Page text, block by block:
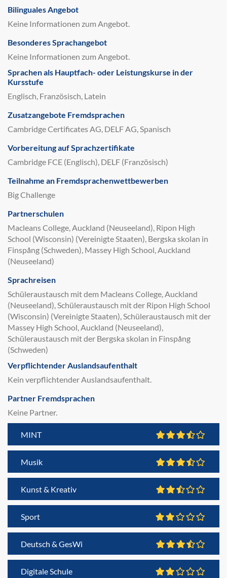
Bilinguales Angebot
Keine Informationen zum Angebot.
Besonderes Sprachangebot
Keine Informationen zum Angebot.
Sprachen als Hauptfach- oder Leistungskurse in der
Kursstufe
Englisch, Französisch, Latein
Zusatzangebote Fremdsprachen
Cambridge Certificates AG, DELF AG, Spanisch
Vorbereitung auf Sprachzertifikate
Cambridge FCE (Englisch), DELF (Französisch)
Teilnahme an Fremdsprachenwettbewerben
Big Challenge
Partnerschulen
Macleans College, Auckland (Neuseeland), Ripon High
School (Wisconsin) (Vereinigte Staaten), Bergska skolan in
Finspång (Schweden), Massey High School, Auckland
(Neuseeland)
Sprachreisen
Schüleraustausch mit dem Macleans College, Auckland
(Neuseeland), Schüleraustausch mit der Ripon High School
(Wisconsin) (Vereinigte Staaten), Schüleraustausch mit der
Massey High School, Auckland (Neuseeland),
Schüleraustausch mit der Bergska skolan in Finspång
(Schweden)
Verpflichtender Auslandsaufenthalt
Kein verpflichtender Auslandsaufenthalt.
Partner Fremdsprachen
Keine Partner.
MINT
Musik
Kunst & Kreativ
Sport
Deutsch & GesWi
Digitale Schule